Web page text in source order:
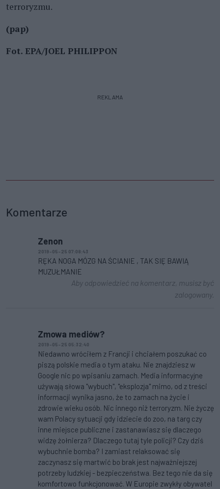
terroryzmu.
(pap)
Fot. EPA/JOEL PHILIPPON
REKLAMA
Komentarze
Zenon
2019-05-25 07:08:43
RĘKA NOGA MÓZG NA ŚCIANIE , TAK SIĘ BAWIĄ
MUZUŁMANIE
Aby odpowiedzieć na komentarz, musisz być
zalogowany.
Zmowa mediów?
2019-05-25 05:32:40
Niedawno wróciłem z Francji i chciałem poszukać co
piszą polskie media o tym ataku. Nie znajdziesz w
Google nic po wpisaniu zamach. Media informacyjne
używają słowa "wybuch", "eksplozja" mimo, od z treści
informacji wynika jasno, że to zamach na życie i
zdrowie wieku osób. Nic innego niż terroryzm. Nie życzę
wam Polacy sytuacji gdy idziecie do zoo, na targ czy
inne miejsce publiczne i zastanawiasz się dlaczego
widzę żołnierza? Dlaczego tutaj tyle policji? Czy dziś
wybuchnie bomba? I zamiast relaksować się
zaczynasz się martwić bo brak jest najważniejszej
potrzeby ludzkiej - bezpieczeństwa. Bez tego nie da się
komfortowo funkcjonować. W Europie zwykły obywatel